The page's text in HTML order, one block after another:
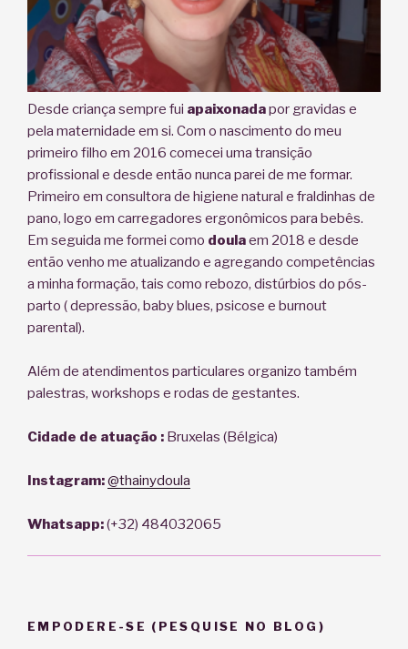
Desde criança sempre fui apaixonadapor gravidas e
pela maternidade em si. Com o nascimento do meu
primeiro filho em 2016 comecei uma transição
profissional e desde então nunca parei de me formar.
Primeiro em consultora de higiene natural e fraldinhas de
pano, logo em carregadores ergonômicos para bebês.
Em seguida me formei como doulaem 2018 e desde
então venho me atualizando e agregando competências
a minha formação, tais como rebozo, distúrbios do pós-
parto ( depressão, baby blues, psicose e burnout
parental).
Além de atendimentos particulares organizo também
palestras, workshops e rodas de gestantes.
Cidade de atuação : Bruxelas (Bélgica)
Instagram:@thainydoula
Whatsapp:(+32) 484032065
EMPODERE-SE (PESQUISE NO BLOG)